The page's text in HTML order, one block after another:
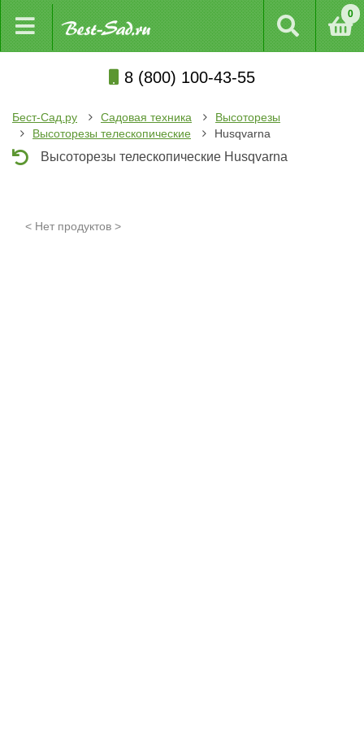
0
8 (800) 100-43-55
Бест-Сад.ру Садовая техника
Высоторезы
Высоторезы телескопические
Husqvarna
Высоторезы телескопические Husqvarna
< Нет продуктов >